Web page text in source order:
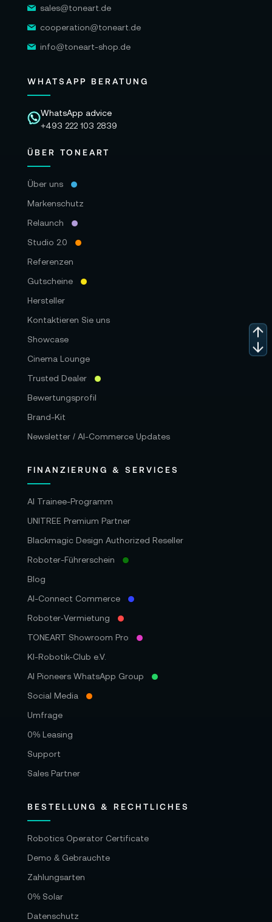
sales@toneart.de
cooperation@toneart.de
info@toneart-shop.de
WHATSAPP BERATUNG
WhatsApp advice
+493 222 103 2839
ÜBER TONEART
Über uns
Markenschutz
Relaunch
Studio 2.0
Referenzen
Gutscheine
Hersteller
Kontaktieren Sie uns
Showcase
Cinema Lounge
Trusted Dealer
Bewertungsprofil
Brand-Kit
Newsletter / AI-Commerce Updates
FINANZIERUNG & SERVICES
AI Trainee-Programm
UNITREE Premium Partner
Blackmagic Design Authorized Reseller
Roboter-Führerschein
Blog
AI-Connect Commerce
Roboter‑Vermietung
TONEART Showroom Pro
KI-Robotik-Club e.V.
AI Pioneers WhatsApp Group
Social Media
Umfrage
0% Leasing
Support
Sales Partner
BESTELLUNG & RECHTLICHES
Robotics Operator Certificate
Demo & Gebrauchte
Zahlungsarten
0% Solar
Datenschutz